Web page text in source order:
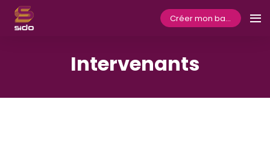
Créer mon badge
Intervenants